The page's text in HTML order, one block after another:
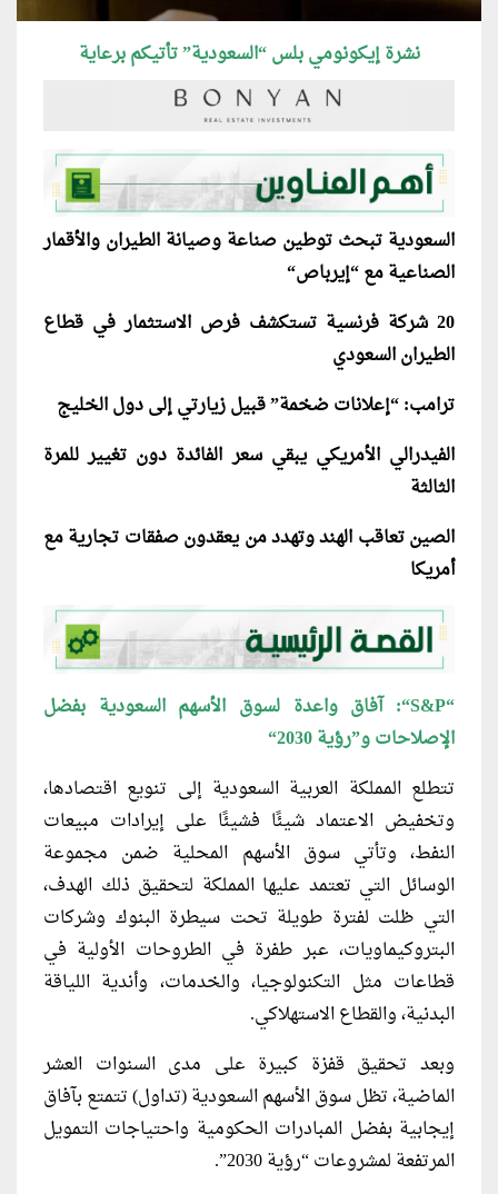
نشرة إيكونومي بلس “السعودية” تأتيكم برعاية
السعودية تبحث توطين صناعة وصيانة الطيران والأقمار
الصناعية مع “إيرباص“
20 شركة فرنسية تستكشف فرص الاستثمار في قطاع
الطيران السعودي
ترامب: “إعلانات ضخمة” قبيل زيارتي إلى دول الخليج
الفيدرالي الأمريكي يبقي سعر الفائدة دون تغيير للمرة
الثالثة
الصين تعاقب الهند وتهدد من يعقدون صفقات تجارية مع
أمريكا
“
S&P“: آفاق واعدة لسوق الأسهم السعودية بفضل
الإصلاحات و”رؤية 2030
“
تتطلع المملكة العربية السعودية إلى تنويع اقتصادها،
وتخفيض الاعتماد شيئًا فشيئًا على إيرادات مبيعات
النفط، وتأتي سوق الأسهم المحلية ضمن مجموعة
الوسائل التي تعتمد عليها المملكة لتحقيق ذلك الهدف،
التي ظلت لفترة طويلة تحت سيطرة البنوك وشركات
البتروكيماويات، عبر طفرة في الطروحات الأولية في
قطاعات مثل التكنولوجيا، والخدمات، وأندية اللياقة
البدنية، والقطاع الاستهلاكي.
وبعد تحقيق قفزة كبيرة على مدى السنوات العشر
الماضية، تظل سوق الأسهم السعودية (تداول) تتمتع بآفاق
إيجابية بفضل المبادرات الحكومية واحتياجات التمويل
المرتفعة لمشروعات “رؤية 2030”.